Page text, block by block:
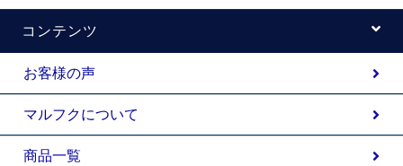
コンテンツ
お客様の声
マルフクについて
商品一覧